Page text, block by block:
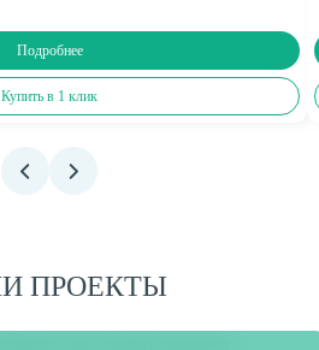
Подробнее
Купить в 1 клик
ПРОЕКТЫ